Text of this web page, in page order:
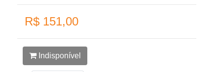
R$ 151,00
Indisponível